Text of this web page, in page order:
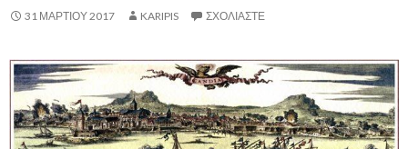
31 ΜΑΡΤΊΟΥ 2017 KARIPIS ΣΧΟΛΙΆΣΤΕ